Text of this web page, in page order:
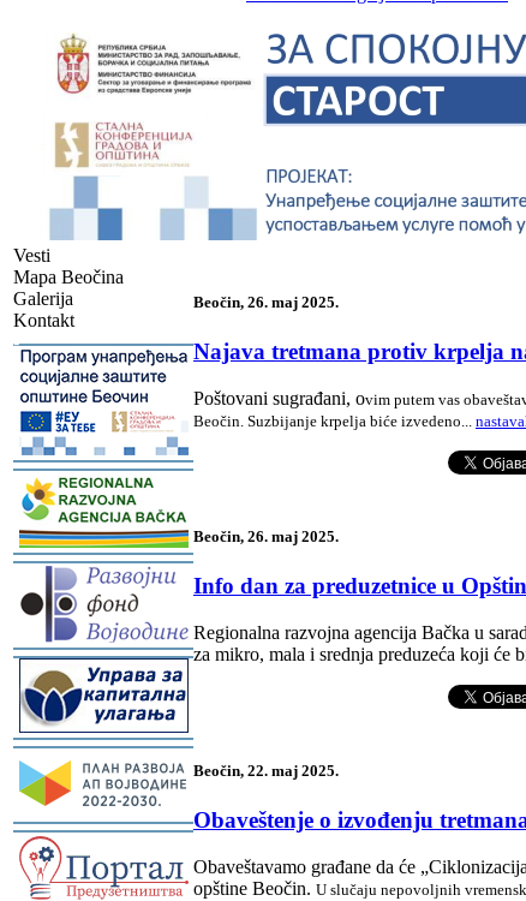
Vesti
Mapa Beočina
Galerija
Kontakt
-
-
-
-
-
-
Beočin, 26. maj 2025.
Najava tretmana protiv krpelja
Poštovani sugrađani, ovim putem vas
Beočin. Suzbijanje krpelja biće izvedeno...
Beočin, 26. maj 2025.
Info dan za preduzetnice u
Regionalna razvojna agencija Bačka u
za mikro, mala i srednja preduzeća koji će
Beočin, 22. maj 2025.
Obaveštenje o izvođenju
Obaveštavamo građane da će
opštine Beočin. U slučaju nepovoljnih